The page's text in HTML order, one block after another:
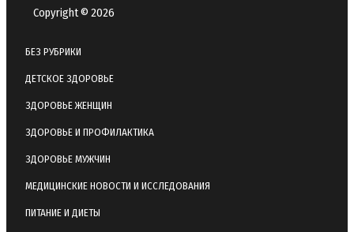
Copyright © 2026
БЕЗ РУБРИКИ
ДЕТСКОЕ ЗДОРОВЬЕ
ЗДОРОВЬЕ ЖЕНЩИН
ЗДОРОВЬЕ И ПРОФИЛАКТИКА
ЗДОРОВЬЕ МУЖЧИН
МЕДИЦИНСКИЕ НОВОСТИ И ИССЛЕДОВАНИЯ
ПИТАНИЕ И ДИЕТЫ